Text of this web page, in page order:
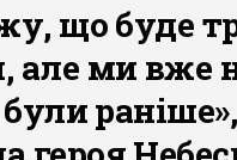
що буде
але ми вже